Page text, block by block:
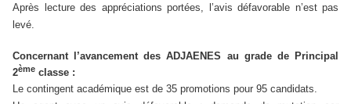
Après lecture des appréciations portées, l’avis défavorable n’est pas
levé.
Concernant l’avancement des ADJAENES au grade de Principal
2ème classe :
Le contingent académique est de 35 promotions pour 95 candidats.